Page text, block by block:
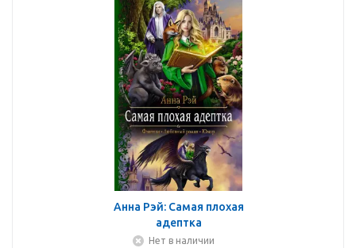
Анна Рэй: Самая плохая
адептка
Нет в наличии